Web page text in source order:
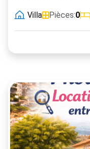
Villa Pièces:0